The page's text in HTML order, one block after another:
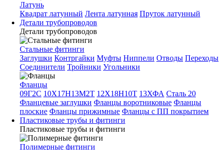
Латунь
Квадрат латунный Лента латунная Пруток латунный
Детали трубопроводов
Детали трубопроводов
Стальные фитинги
Заглушки Контргайки Муфты Ниппели Отводы Переходы
Соединители Тройники Угольники
Фланцы
09Г2С 10Х17Н13М2Т 12Х18Н10Т 13ХФА Сталь 20
Фланцевые заглушки Фланцы воротниковые Фланцы
плоские Фланцы прижимные Фланцы с ПП покрытием
Пластиковые трубы и фитинги
Пластиковые трубы и фитинги
Полимерные фитинги